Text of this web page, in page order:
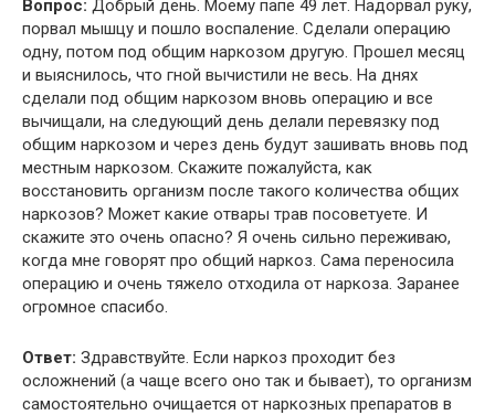
Вопрос: Добрый день. Моему папе 49 лет. Надорвал руку,
порвал мышцу и пошло воспаление. Сделали операцию
одну, потом под общим наркозом другую. Прошел месяц
и выяснилось, что гной вычистили не весь. На днях
сделали под общим наркозом вновь операцию и все
вычищали, на следующий день делали перевязку под
общим наркозом и через день будут зашивать вновь под
местным наркозом. Скажите пожалуйста, как
восстановить организм после такого количества общих
наркозов? Может какие отвары трав посоветуете. И
скажите это очень опасно? Я очень сильно переживаю,
когда мне говорят про общий наркоз. Сама переносила
операцию и очень тяжело отходила от наркоза. Заранее
огромное спасибо.
Ответ: Здравствуйте. Если наркоз проходит без
осложнений (а чаще всего оно так и бывает), то организм
самостоятельно очищается от наркозных препаратов в